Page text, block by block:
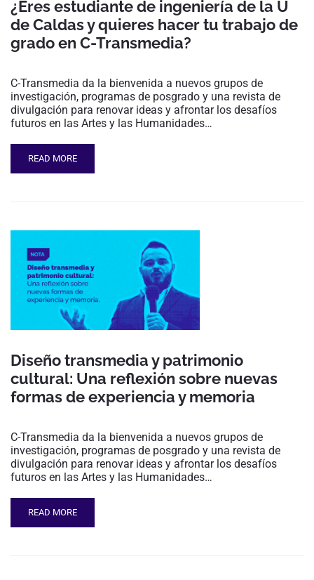
¿Eres estudiante de ingeniería de la U
de Caldas y quieres hacer tu trabajo de
grado en C-Transmedia?
C-Transmedia da la bienvenida a nuevos grupos de
investigación, programas de posgrado y una revista de
divulgación para renovar ideas y afrontar los desafíos
futuros en las Artes y las Humanidades…
READ MORE
Diseño transmedia y patrimonio
cultural: Una reflexión sobre nuevas
formas de experiencia y memoria
C-Transmedia da la bienvenida a nuevos grupos de
investigación, programas de posgrado y una revista de
divulgación para renovar ideas y afrontar los desafíos
futuros en las Artes y las Humanidades…
READ MORE